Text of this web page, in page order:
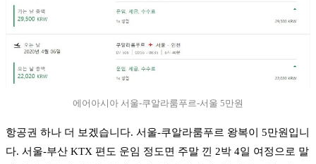
에어아시아 서울-쿠알라룸푸르-서울 5만원
항공권 하나 더 보겠습니다. 서울-쿠알라룸푸르 왕복이 5만원입니
다. 서울-부산 KTX 편도 운임 정도면 주말 낀 2박 4일 여정으로 말